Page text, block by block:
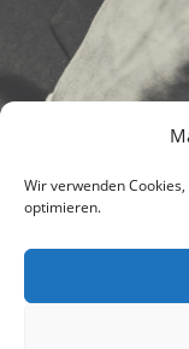
Wir verwenden
optimieren.